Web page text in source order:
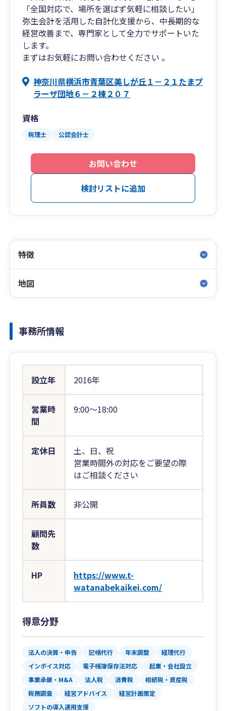
「全国対応で、場所を選ばず気軽に相談したい」
弥生会計を活用した自計化支援から、中長期的な
経営改善まで、専門家として全力でサポートいた
します。
まずはお気軽にお問い合わせください 。
神奈川県横浜市青葉区美しが丘１－２１たまプ
ラーザ団地６－２棟２０７
資格
税理士 公認会計士
お問い合わせ
検討リストに追加
特徴
地図
事務所情報
設立年 2016年
営業時
間
9:00〜18:00
定休日
土、日、祝
営業時間外の対応をご要望の際
はご相談ください
所員数 非公開
顧問先
数
HP
https://www.t-
watanabekaikei.com/
得意分野
法人の決算・申告 記帳代行 年末調整
経理代行
インボイス対応
電子帳簿保存法対応
起業・会社設立
事業承継・M&A
法人税 消費税
相続税・資産税
税務調査
経営アドバイス
経営計画策定
ソフトの導入運用支援